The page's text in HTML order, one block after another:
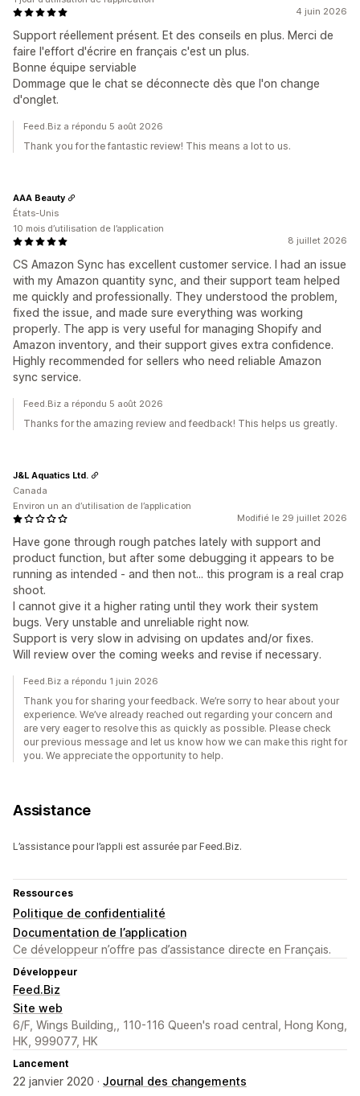
4 juin 2026
Support réellement présent. Et des conseils en plus. Merci de
faire l'effort d'écrire en français c'est un plus.
Bonne équipe serviable
Dommage que le chat se déconnecte dès que l'on change
d'onglet.
Feed.Biz a répondu 5 août 2026
Thank you for the fantastic review! This means a lot to us.
8 juillet 2026
CS Amazon Sync has excellent customer service. I had an issue
with my Amazon quantity sync, and their support team helped
me quickly and professionally. They understood the problem,
fixed the issue, and made sure everything was working
properly. The app is very useful for managing Shopify and
Amazon inventory, and their support gives extra confidence.
Highly recommended for sellers who need reliable Amazon
sync service.
AAA Beauty
États-Unis
10 mois d’utilisation de l’application
Feed.Biz a répondu 5 août 2026
Thanks for the amazing review and feedback! This helps us greatly.
Modifié le 29 juillet 2026
Have gone through rough patches lately with support and
product function, but after some debugging it appears to be
running as intended - and then not... this program is a real crap
shoot.
I cannot give it a higher rating until they work their system
bugs. Very unstable and unreliable right now.
Support is very slow in advising on updates and/or fixes.
Will review over the coming weeks and revise if necessary.
J&L Aquatics Ltd.
Canada
Environ un an d’utilisation de l’application
Feed.Biz a répondu 1 juin 2026
Thank you for sharing your feedback. We’re sorry to hear about your
experience. We’ve already reached out regarding your concern and
are very eager to resolve this as quickly as possible. Please check
our previous message and let us know how we can make this right for
you. We appreciate the opportunity to help.
Assistance
L’assistance pour l’appli est assurée par Feed.Biz.
Ressources
Politique de confidentialité
Documentation de l’application
Ce développeur n’offre pas d’assistance directe en Français.
Développeur
Feed.Biz
Site web
6/F, Wings Building,, 110-116 Queen's road central, Hong Kong,
HK, 999077, HK
Lancement
22 janvier 2020 · Journal des changements